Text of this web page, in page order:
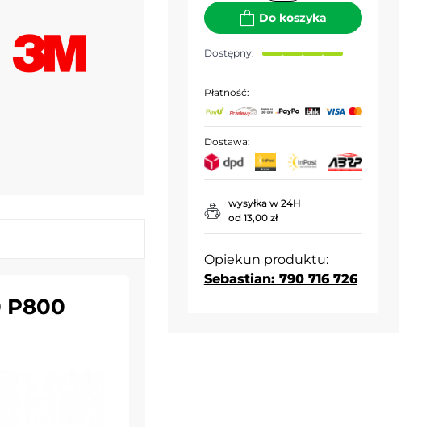
Do koszyka
Dostępny:
Płatność:
Dostawa:
wysyłka w 24H
od 13,00 zł
Opiekun produktu:
Sebastian: 790 716 726
P800